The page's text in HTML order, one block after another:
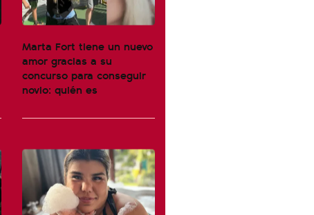
Marta Fort tiene un nuevo
amor gracias a su
concurso para conseguir
novio: quién es